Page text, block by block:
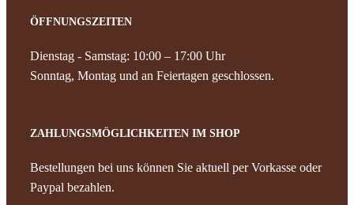
ÖFFNUNGSZEITEN
Dienstag - Samstag: 10:00 – 17:00 Uhr
Sonntag, Montag und an Feiertagen geschlossen.
ZAHLUNGSMÖGLICHKEITEN IM SHOP
Bestellungen bei uns können Sie aktuell per Vorkasse oder
Paypal bezahlen.